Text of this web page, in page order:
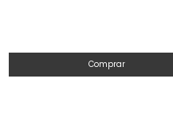
Comprar